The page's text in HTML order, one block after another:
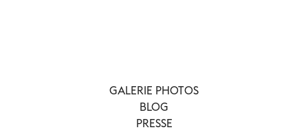
GALERIE PHOTOS
BLOG
PRESSE